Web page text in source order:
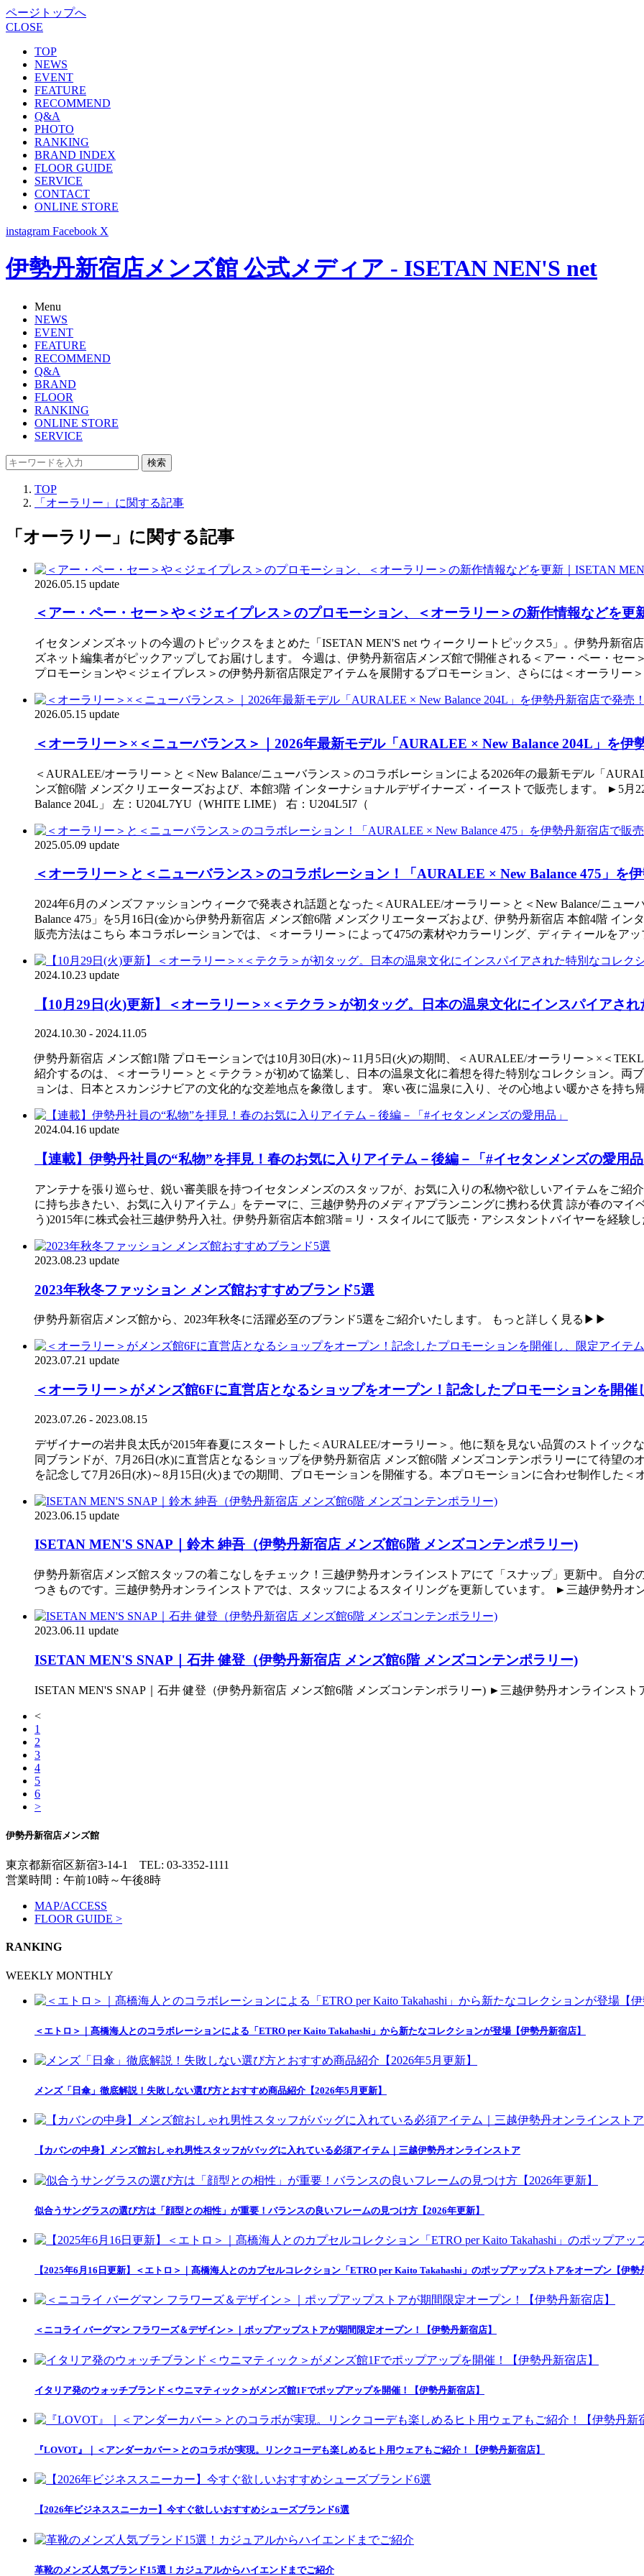
ページトップへ
CLOSE
TOP
NEWS
EVENT
FEATURE
RECOMMEND
Q&A
PHOTO
RANKING
BRAND INDEX
FLOOR GUIDE
SERVICE
CONTACT
ONLINE STORE
instagram Facebook X
伊勢丹新宿店メンズ館 公式メディア - ISETAN NEN'S net
Menu
NEWS
EVENT
FEATURE
RECOMMEND
Q&A
BRAND
FLOOR
RANKING
ONLINE STORE
SERVICE
検索
TOP
「オーラリー」に関する記事
「オーラリー」に関する記事
2026.05.15 update
＜アー・ペー・セー＞や＜ジェイプレス＞のプロモーション、＜オーラリー＞の新作情報などを
イセタンメンズネットの今週のトピックスをまとめた「ISETAN MEN'S net ウィークリートピックス5」。伊勢丹新宿
ズネット編集者がピックアップしてお届けします。 今週は、伊勢丹新宿店メンズ館で開催される＜アー・ペー・セ
プロモーションや＜ジェイプレス＞の伊勢丹新宿店限定アイテムを展開するプロモーション、さらには＜オーラリー
2026.05.15 update
＜オーラリー＞×＜ニューバランス＞｜2026年最新モデル「AURALEE × New Balance 204L」を伊
＜AURALEE/オーラリー＞と＜New Balance/ニューバランス＞のコラボレーションによる2026年の最新モデル「
ンズ館6階 メンズクリエーターズおよび、本館3階 インターナショナルデザイナーズ・イーストで販売します。 ►5月
Balance 204L」 左：U204L7YU（WHITE LIME） 右：U204L5I7（
2025.05.09 update
＜オーラリー＞と＜ニューバランス＞のコラボレーション！「AURALEE × New Balance 475」を伊
2024年6月のメンズファッションウィークで発表され話題となった＜AURALEE/オーラリー＞と＜New Balance/ニュ
Balance 475」を5月16日(金)から伊勢丹新宿店 メンズ館6階 メンズクリエーターズおよび、伊勢丹新宿店 本館4階 イ
販売方法はこちら 本コラボレーションでは、＜オーラリー＞によって475の素材やカラーリング、ディティールをアッ
2024.10.23 update
【10月29日(火)更新】＜オーラリー＞×＜テクラ＞が初タッグ。日本の温泉文化にインスパイアさ
2024.10.30 - 2024.11.05
伊勢丹新宿店 メンズ館1階 プロモーションでは10月30日(水)～11月5日(火)の期間、＜AURALEE/オーラリー＞×＜
紹介するのは、＜オーラリー＞と＜テクラ＞が初めて協業し、日本の温泉文化に着想を得た特別なコレクション。両
ョンは、日本とスカンジナビアの文化的な交差地点を象徴します。 寒い夜に温泉に入り、その心地よい暖かさを持ち
2024.04.16 update
【連載】伊勢丹社員の“私物”を拝見！春のお気に入りアイテム－後編－「#イセタンメンズの愛用品
アンテナを張り巡らせ、鋭い審美眼を持つイセタンメンズのスタッフが、お気に入りの私物や欲しいアイテムをご紹
に持ち歩きたい、お気に入りアイテム」をテーマに、三越伊勢丹のメディアプランニングに携わる伏貫 諒が春のマイ
う)2015年に株式会社三越伊勢丹入社。伊勢丹新宿店本館3階＝リ・スタイルにて販売・アシスタントバイヤーを経験
2023.08.23 update
2023年秋冬ファッション メンズ館おすすめブランド5選
伊勢丹新宿店メンズ館から、2023年秋冬に活躍必至のブランド5選をご紹介いたします。 もっと詳しく見る▶▶
2023.07.21 update
＜オーラリー＞がメンズ館6Fに直営店となるショップをオープン！記念したプロモーションを開催
2023.07.26 - 2023.08.15
デザイナーの岩井良太氏が2015年春夏にスタートした＜AURALEE/オーラリー＞。他に類を見ない品質のストイック
同ブランドが、7月26日(水)に直営店となるショップを伊勢丹新宿店 メンズ館6階 メンズコンテンポラリーにて待望の
を記念して7月26日(水)～8月15日(火)までの期間、プロモーションを開催する。本プロモーションに合わせ制作した＜
2023.06.15 update
ISETAN MEN'S SNAP｜鈴木 紳吾（伊勢丹新宿店 メンズ館6階 メンズコンテンポラリー)
伊勢丹新宿店メンズ館スタッフの着こなしをチェック！三越伊勢丹オンラインストアにて「スナップ」更新中。 自
つきものです。三越伊勢丹オンラインストアでは、スタッフによるスタイリングを更新しています。 ►三越伊勢丹オ
2023.06.11 update
ISETAN MEN'S SNAP｜石井 健登（伊勢丹新宿店 メンズ館6階 メンズコンテンポラリー)
ISETAN MEN'S SNAP｜石井 健登（伊勢丹新宿店 メンズ館6階 メンズコンテンポラリー) ►三越伊勢丹オンラインスト
<
1
2
3
4
5
6
>
伊勢丹新宿店メンズ館
東京都新宿区新宿3-14-1 TEL: 03-3352-1111
営業時間：午前10時～午後8時
MAP/ACCESS
FLOOR GUIDE >
RANKING
WEEKLY MONTHLY
＜エトロ＞｜髙橋海人とのコラボレーションによる「ETRO per Kaito Takahashi」から新たなコレクションが登場【伊勢丹新宿店】
メンズ「日傘」徹底解説！失敗しない選び方とおすすめ商品紹介【2026年5月更新】
【カバンの中身】メンズ館おしゃれ男性スタッフがバッグに入れている必須アイテム｜三越伊勢丹オンラインストア
似合うサングラスの選び方は「顔型との相性」が重要！バランスの良いフレームの見つけ方【2026年更新】
【2025年6月16日更新】＜エトロ＞｜髙橋海人とのカプセルコレクション「ETRO per Kaito Takahashi」のポップアップストアをオープン【伊勢
＜ニコライ バーグマン フラワーズ＆デザイン＞｜ポップアップストアが期間限定オープン！【伊勢丹新宿店】
イタリア発のウォッチブランド＜ウニマティック＞がメンズ館1Fでポップアップを開催！【伊勢丹新宿店】
『LOVOT』｜＜アンダーカバー＞とのコラボが実現。リンクコーデも楽しめるヒト用ウェアもご紹介！【伊勢丹新宿店】
【2026年ビジネススニーカー】今すぐ欲しいおすすめシューズブランド6選
革靴のメンズ人気ブランド15選！カジュアルからハイエンドまでご紹介